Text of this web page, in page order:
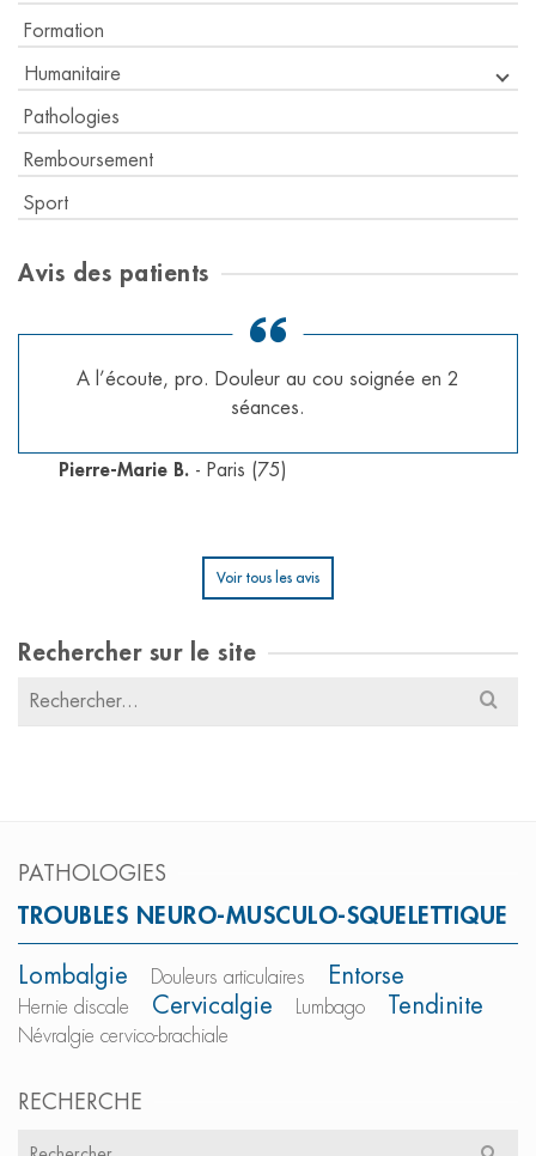
Formation
Humanitaire
Pathologies
Remboursement
Sport
Avis des patients
A l’écoute, pro. Douleur au cou soignée en 2
séances.
Pierre-Marie B. - Paris (75)
Voir tous les avis
Rechercher sur le site
Résultats
PATHOLOGIES
TROUBLES NEURO-MUSCULO-SQUELETTIQUE
Lombalgie Douleurs articulaires Entorse
Hernie discale Cervicalgie Lumbago Tendinite
Névralgie cervico-brachiale
RECHERCHE
Résultats